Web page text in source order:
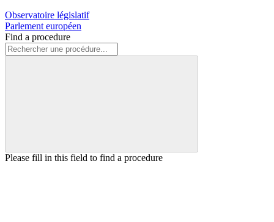
Observatoire législatif
Parlement européen
Find a procedure
Please fill in this field to find a procedure